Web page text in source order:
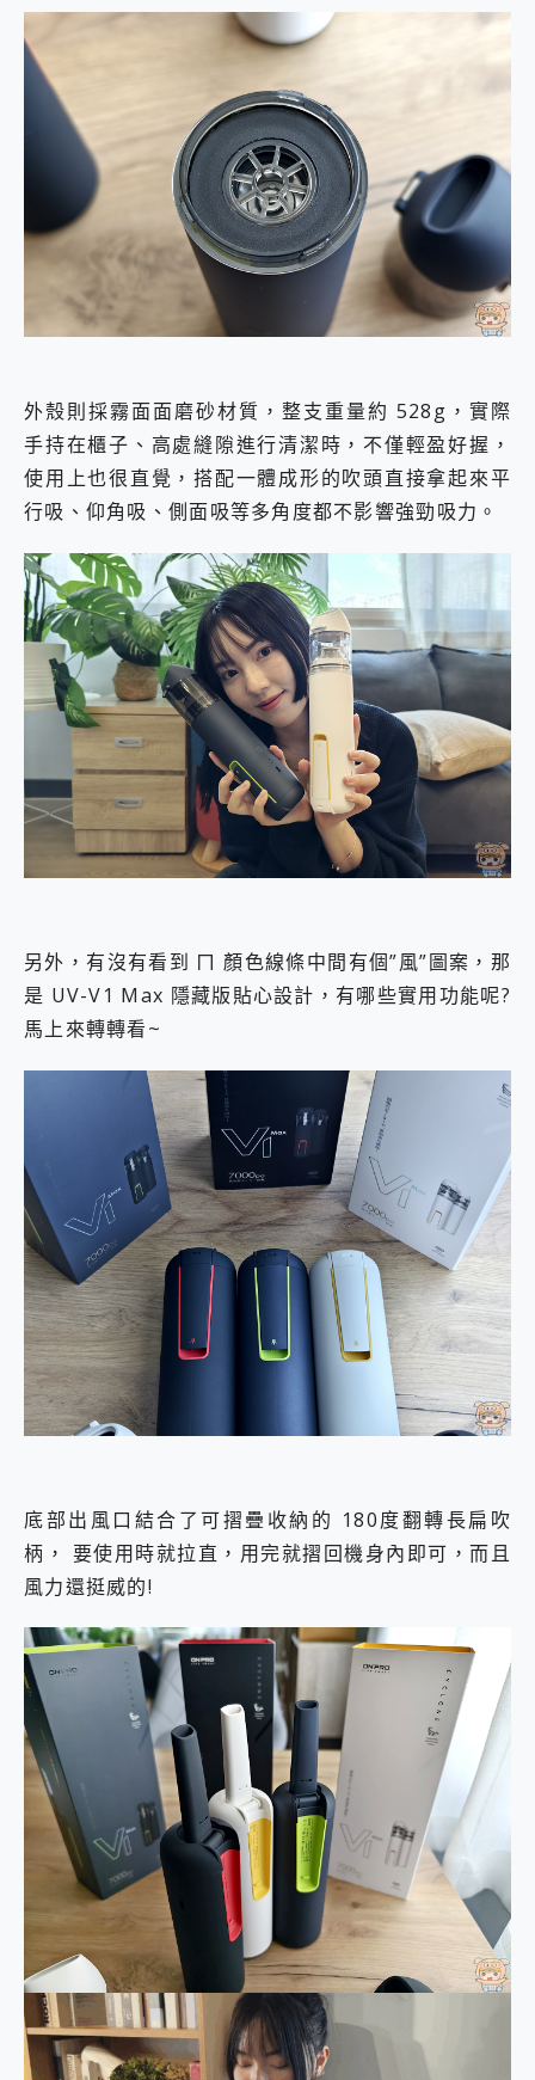
外殼則採霧面面磨砂材質，整支重量約 528g，實際
手持在櫃子、高處縫隙進行清潔時，不僅輕盈好握，
使用上也很直覺，搭配一體成形的吹頭直接拿起來平
行吸、仰角吸、側面吸等多角度都不影響強勁吸力。
另外，有沒有看到 ㄇ 顏色線條中間有個”風”圖案，那
是 UV-V1 Max 隱藏版貼心設計，有哪些實用功能呢?
馬上來轉轉看~
底部出風口結合了可摺疊收納的 180度翻轉長扁吹
柄， 要使用時就拉直，用完就摺回機身內即可，而且
風力還挺威的!